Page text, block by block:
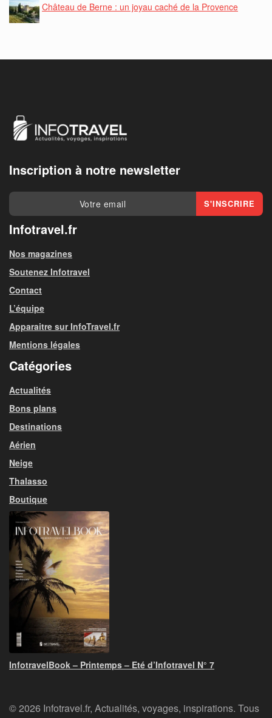
Château de Berne : un joyau caché de la Provence
Inscription à notre newsletter
Infotravel.fr
Nos magazines
Soutenez Infotravel
Contact
L’équipe
Apparaitre sur InfoTravel.fr
Mentions légales
Catégories
Actualités
Bons plans
Destinations
Aérien
Neige
Thalasso
Boutique
InfotravelBook – Printemps – Eté d’Infotravel N° 7
© 2026 Infotravel.fr, Actualités, voyages, inspirations. Tous